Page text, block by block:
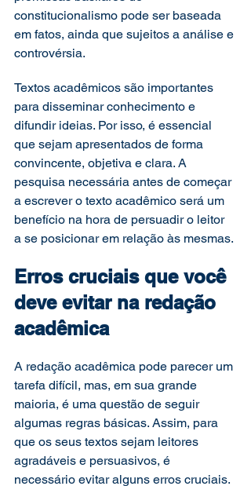
constitucionalismo pode ser baseada
em fatos, ainda que sujeitos a análise e
controvérsia.
Textos acadêmicos são importantes
para disseminar conhecimento e
difundir ideias. Por isso, é essencial
que sejam apresentados de forma
convincente, objetiva e clara. A
pesquisa necessária antes de começar
a escrever o texto acadêmico será um
benefício na hora de persuadir o leitor
a se posicionar em relação às mesmas.
Erros cruciais que você
deve evitar na redação
acadêmica
A redação acadêmica pode parecer um
tarefa difícil, mas, em sua grande
maioria, é uma questão de seguir
algumas regras básicas. Assim, para
que os seus textos sejam leitores
agradáveis e persuasivos, é
necessário evitar alguns erros cruciais.